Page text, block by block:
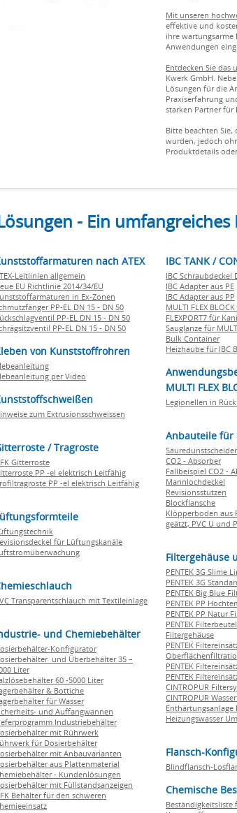
Mit unseren
effektive und
ihre
Anwendungen
Entdecken Sie das
Kwerk GmbH.
Lösungen für die
Praxiserfahrung
starken Partner für
Bitte beachten
wurden, jedoch
Produktdetails
- Ein
nach ATEX
Leitlinien allgemein
EU Richtlinie 2014/34/EU
in Ex-Zonen
PP-EL DN 15 - DN 50
PP-EL DN 15 - DN 50
PP-EL DN 15 - DN 50
von Kunststoffrohren
per Video
zum Extrusionsschweissen
/ Tragroste
Gitterroste
PP -el elektrisch Leitfähig
PP -el elektrisch Leitfähig
für Lüftungskanäle
Transparentschlauch mit Textileinlage
und Chemiebehälter
Konfigurator
und Überbehälter 35 –
Liter
60 -5000 Liter
& Bottiche
für Wasser
und Auffangwannen
Industriebehälter
mit Rührwerk
für Dosierbehälter
mit Anbauvarianten
aus Plattenmaterial
- Kundenlösungen
mit Füllstandsanzeigen
Behälter für den schweren
IBC TANK /
IBC Schraubdeckel
IBC Adapter aus PE
IBC Adapter aus PP
MULTI FLEX
FLEXPORT7 für
Sauglanze für
Bulk Container
Heizhaube für IBC
MULTI FLEX
Legionellen in
Anbauteile für
Säuredunstscheider
CO2 - Absorber
Fallbeispiel CO2 -
Mannlochdeckel
Revisionsstutzen
Blockflansche
Klöpperboden aus
geätzt, PVC U und
Filtergehäuse
PENTEK 3G Slime
PENTEK 3G
PENTEK Big Blue
PENTEK PP
PENTEK PP Natur
PENTEK
Filtergehäuse
PENTEK
PENTEK
PENTEK
CINTROPUR
CINTROPUR
Enthärtungsanlage
Heizungswasser
Flansch-
Blindflansch-
Chemische
Beständigkeitsliste